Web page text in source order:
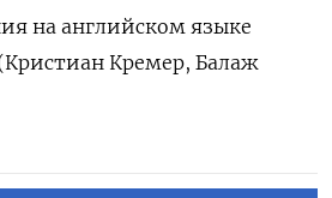
на английском языке
Кремер, Балаж